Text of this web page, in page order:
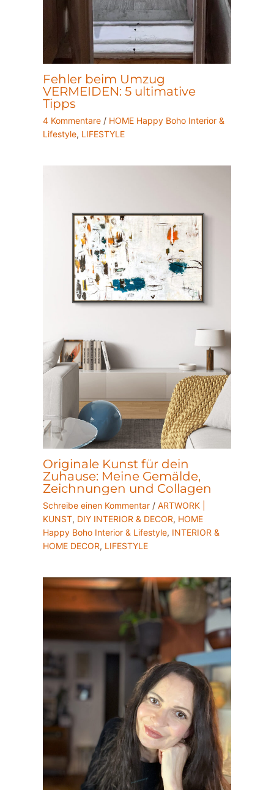
Fehler beim Umzug
VERMEIDEN: 5 ultimative
Tipps
4 Kommentare / HOME Happy Boho Interior &
Lifestyle, LIFESTYLE
Originale Kunst für dein
Zuhause: Meine Gemälde,
Zeichnungen und Collagen
Schreibe einen Kommentar / ARTWORK |
KUNST, DIY INTERIOR & DECOR, HOME
Happy Boho Interior & Lifestyle, INTERIOR &
HOME DECOR, LIFESTYLE